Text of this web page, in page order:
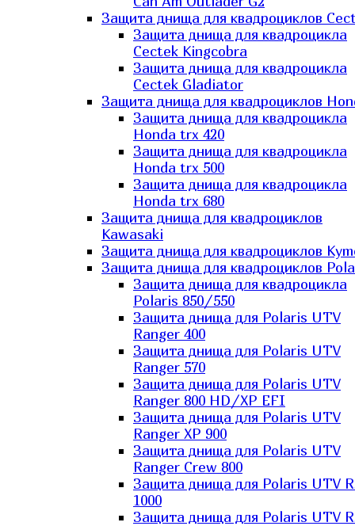
Защита днища для квадроциклов
Защита днища для квадроцикла
Cectek Kingcobra
Защита днища для квадроцикла
Cectek Gladiator
Защита днища для квадроциклов
Защита днища для квадроцикла
Honda trx 420
Защита днища для квадроцикла
Honda trx 500
Защита днища для квадроцикла
Honda trx 680
Защита днища для квадроциклов
Kawasaki
Защита днища для квадроциклов
Защита днища для квадроциклов
Защита днища для квадроцикла
Polaris 850/550
Защита днища для Polaris UTV
Ranger 400
Защита днища для Polaris UTV
Ranger 570
Защита днища для Polaris UTV
Ranger 800 HD/XP EFI
Защита днища для Polaris UTV
Ranger XP 900
Защита днища для Polaris UTV
Ranger Сrew 800
Защита днища для Polaris UTV
1000
Защита днища для Polaris UTV